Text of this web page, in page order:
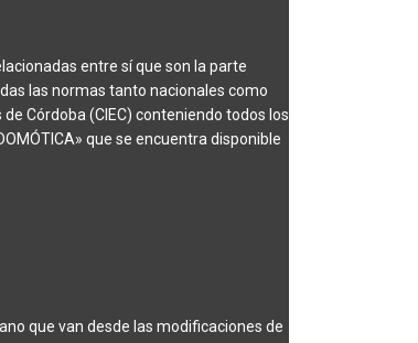
entre sí que son la parte
las normas tanto nacionales como
Córdoba (CIEC) conteniendo todos los
que se encuentra disponible
que van desde las modificaciones de